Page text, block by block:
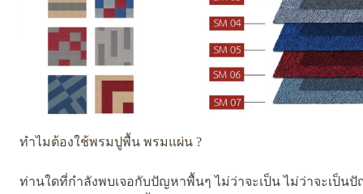
ทำไมต้องใช้พรมปูพื้น พรมแผ่น ?
ท่านใดที่กำลังพบเจอกับปัญหาพื้นๆ ไม่ว่าจะเป็น ไม่ว่าจะเป็น